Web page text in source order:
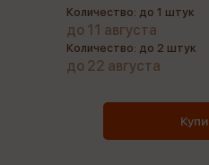
Количество: до 1 штук
до 11 августа
Количество: до 2 штук
до 22 августа